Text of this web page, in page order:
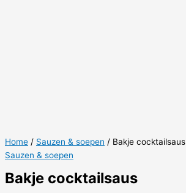
Home / Sauzen & soepen / Bakje cocktailsaus
Sauzen & soepen
Bakje cocktailsaus